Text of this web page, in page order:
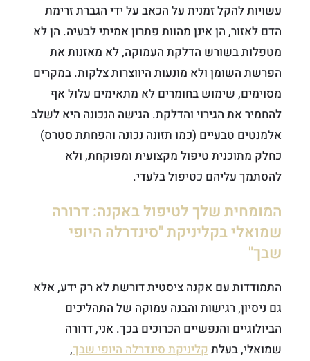
עשויות להקל זמנית על הכאב על ידי הגברת זרימת
הדם לאזור, הן אינן מהוות פתרון אמיתי לבעיה. הן לא
מטפלות בשורש הדלקת העמוקה, לא מאזנות את
הפרשת השומן ולא מונעות היווצרות צלקות. במקרים
מסוימים, שימוש בחומרים לא מתאימים עלול אף
להחמיר את הגירוי והדלקת. הגישה הנכונה היא לשלב
אלמנטים טבעיים (כמו תזונה נכונה והפחתת סטרס)
כחלק מתוכנית טיפול מקצועית ומפוקחת, ולא
להסתמך עליהם כטיפול בלעדי.
המומחית שלך לטיפול באקנה: דרורה
שמואלי בקליניקת "סינדרלה היופי
שבך"
התמודדות עם אקנה ציסטית דורשת לא רק ידע, אלא
גם ניסיון, רגישות והבנה עמוקה של התהליכים
הביולוגיים והנפשיים הכרוכים בכך. אני, דרורה
שמואלי, בעלתקליניקת סינדרלה היופי שבך,